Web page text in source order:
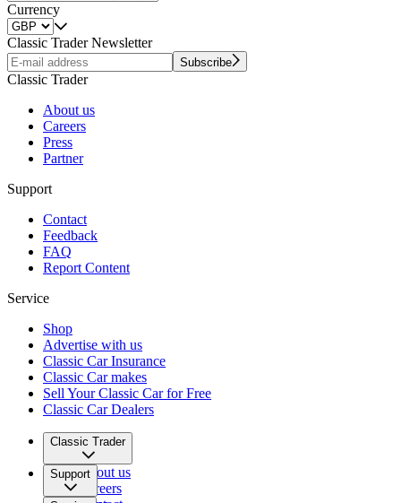
Currency
Classic Trader Newsletter
Subscribe
Classic Trader
About us
Careers
Press
Partner
Support
Contact
Feedback
FAQ
Report Content
Service
Shop
Advertise with us
Classic Car Insurance
Classic Car makes
Sell Your Classic Car for Free
Classic Car Dealers
Classic Trader
About us
Careers
Support